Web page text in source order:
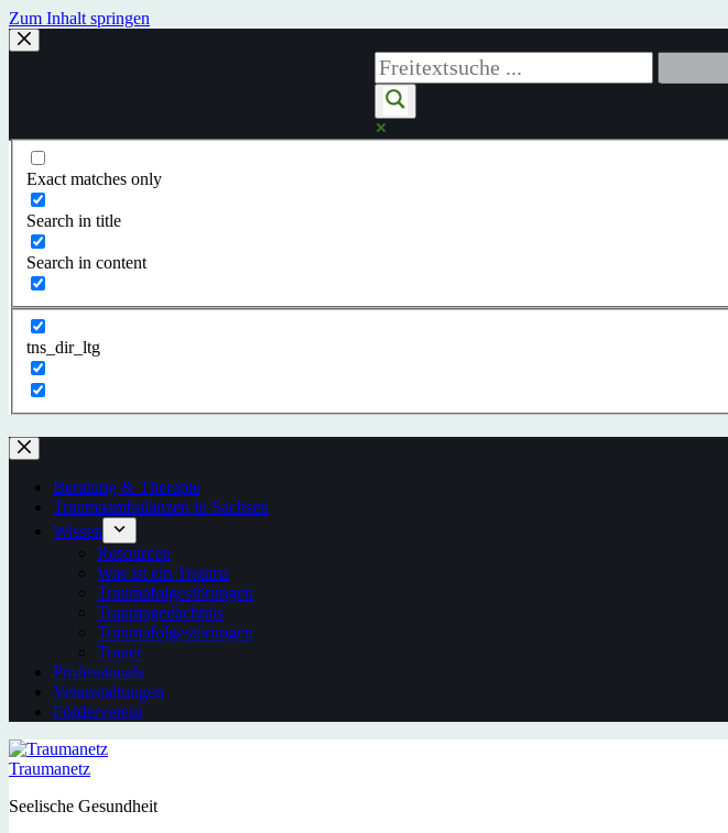
Zum Inhalt springen
Exact matches only
Search in title
Search in content
tns_dir_ltg
Beratung & Therapie
Traumaambulanzen in Sachsen
Wissen
Resourcen
Was ist ein Trauma
Traumafolgestörungen
Traumagedächtnis
Traumafolgestörungen
Trauer
Professionals
Veranstaltungen
Förderverein
Traumanetz
Seelische Gesundheit